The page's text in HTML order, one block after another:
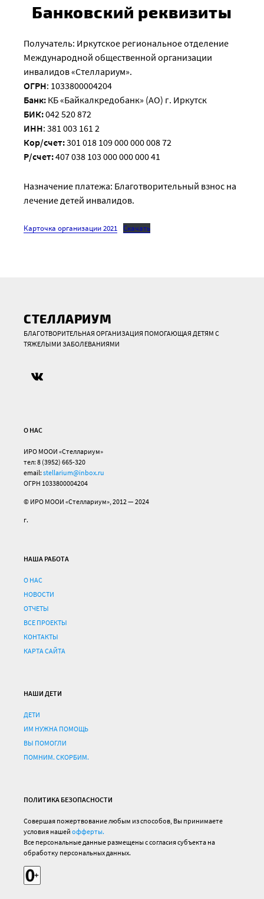
Банковский реквизиты
Получатель: Иркутское региональное отделение
Международной общественной организации
инвалидов «Стеллариум».
ОГРН: 1033800004204
Банк: КБ «Байкалкредобанк» (АО) г. Иркутск
БИК:042 520 872
ИНН: 381 003 161 2
Кор/счет:301 018 109 000 000 008 72
Р/счет:407 038 103 000 000 000 41
Назначение платежа: Благотворительный взнос на
лечение детей инвалидов.
Карточка организации 2021 Скачать
СТЕЛЛАРИУМ
БЛАГОТВОРИТЕЛЬНАЯ ОРГАНИЗАЦИЯ ПОМОГАЮЩАЯ ДЕТЯМ С
ТЯЖЕЛЫМИ ЗАБОЛЕВАНИЯМИ
О НАС
ИРО МООИ «Стеллариум»
тел: 8 (3952) 665-320
email: stellarium@inbox.ru
ОГРН 1033800004204
© ИРО МООИ «Стеллариум», 2012 — 2024
г.
НАША РАБОТА
О НАС
НОВОСТИ
ОТЧЕТЫ
ВСЕ ПРОЕКТЫ
КОНТАКТЫ
КАРТА САЙТА
НАШИ ДЕТИ
ДЕТИ
ИМ НУЖНА ПОМОЩЬ
ВЫ ПОМОГЛИ
ПОМНИМ. СКОРБИМ.
ПОЛИТИКА БЕЗОПАСНОСТИ
Совершая пожертвование любым из способов, Вы принимаете
условия нашей офферты.
Все персональные данные размещены с согласия субъекта на
обработку персональных данных.